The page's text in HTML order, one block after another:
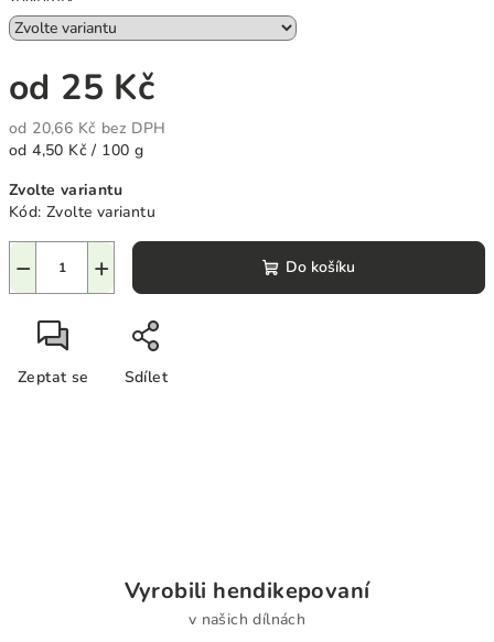
od 25 Kč
od 20,66 Kč bez DPH
Měrná
od 4,50 Kč / 100 g
Zvolte variantu
Kód: Zvolte variantu
+
− Do košíku
Zeptat se Sdílet
Vyrobili hendikepovaní
v našich dílnách